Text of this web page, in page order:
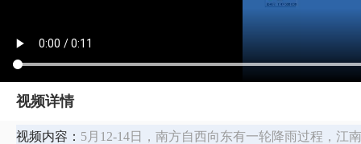
视频详情
视频内容： 5月12-14日，南方自西向东有一轮降雨过程，江